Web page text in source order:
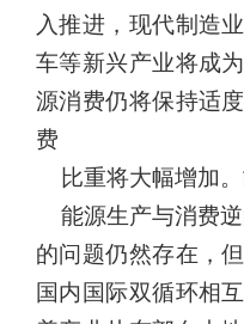
入推进，现代制造
车等新兴产业将成
源消费仍将保持适
费
比重将大幅增加。
能源生产与消费
的问题仍然存在，
国内国际双循环相